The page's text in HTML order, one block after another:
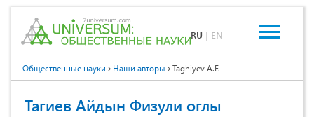
RU | EN
Общественные науки Наши авторы Taghiyev A.F.
Тагиев Айдын Физули оглы